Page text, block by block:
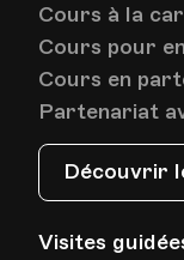
Cours à la
Cours pour
Cours en
Partenariat
Découvrir
Visites